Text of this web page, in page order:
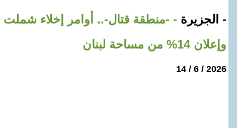
- الجزيرة - -منطقة قتال-.. أوامر إخلاء
وإعلان 14% من مساحة لبنان
2026 / 6 / 14